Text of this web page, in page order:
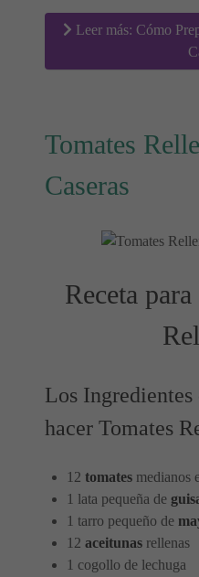
Leer más: Cómo
Tomates
Caseras
Receta
Los Ingredientes
hacer Tomates
12 tomates medianos
1 lata pequeña de
1 tarro pequeño de
12 aceitunas rellenas
1 cogollo de lechuga